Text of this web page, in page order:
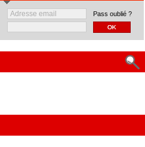
Pass oublié ?